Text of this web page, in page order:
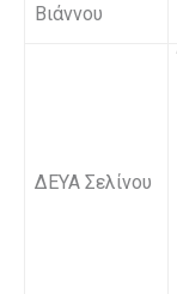
Βιάννου
ΔΕΥΑ Σελίνου